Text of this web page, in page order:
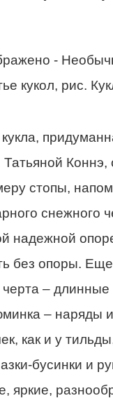
Коннэ,
стопы,
снежного
надежной
без опоры.
черта –
– наряды
как и у
бусинки и
яркие,